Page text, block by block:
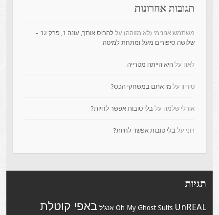
תגובות אחרונות
משתמש אנונימי (לא מזוהה) על
להרוס אותך, עונה 1, פרק 12 –
שלושה סיפורים מעל ומתחת למיטה
לאה על היא הייתה מטרייה
טיריון על מי אתם במשחקי הכס?
אורלי שלמה על בלי טובות אפשר לחיות?
רוני על בלי טובות אפשר לחיות?
תגיות
Oh My Ghost Suits UnREAL אנג'ל באפי קוטלת